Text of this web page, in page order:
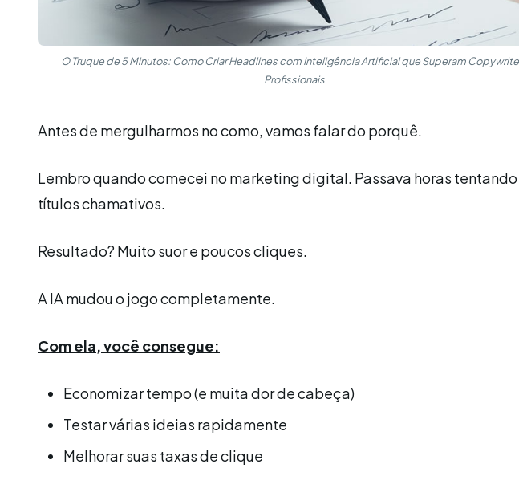
O Truque de 5 Minutos: Como Criar Headlines com Inteligência Artificial que Superam
Profissionais
Antes de mergulharmos no como, vamos falar do porquê.
Lembro quando comecei no marketing digital. Passava horas
títulos chamativos.
Resultado? Muito suor e poucos cliques.
A IA mudou o jogo completamente.
Com ela, você consegue:
Economizar tempo (e muita dor de cabeça)
Testar várias ideias rapidamente
Melhorar suas taxas de clique